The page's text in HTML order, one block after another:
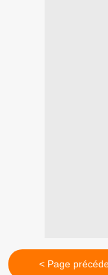
< Page